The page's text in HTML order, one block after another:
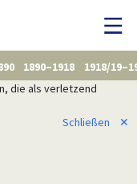
1890–1918
1918/
die als verletzend
Schließen
✕